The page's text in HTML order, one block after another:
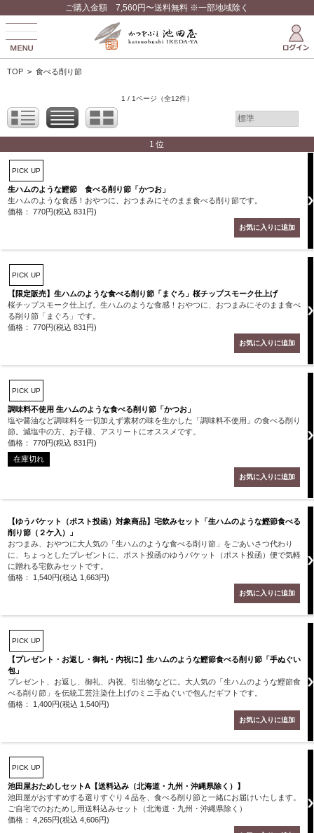
ご購入金額 7,560円〜送料無料 ※一部地域除く
TOP > 食べる削り節
1 / 1ページ （全12件）
1位
PICK UP
生ハムのような鰹節 食べる削り節「かつお」
生ハムのような食感！おやつに、おつまみにそのまま食べる削り節です。
価格： 770円(税込 831円)
PICK UP
【限定販売】生ハムのような食べる削り節「まぐろ」桜チップスモーク仕上げ
桜チップスモーク仕上げ。生ハムのような食感！おやつに、おつまみにそのまま食べ
る削り節「まぐろ」です。
価格： 770円(税込 831円)
PICK UP
調味料不使用 生ハムのような食べる削り節「かつお」
塩や醤油など調味料を一切加えず素材の味を生かした「調味料不使用」の食べる削り
節。減塩中の方、お子様、アスリートにオススメです。
価格： 770円(税込 831円)
在庫切れ
【ゆうパケット（ポスト投函）対象商品】宅飲みセット「生ハムのような鰹節食べる
削り節（２ケ入）」
おつまみ、おやつに大人気の「生ハムのような食べる削り節」をごあいさつ代わり
に、ちょっとしたプレゼントに、ポスト投函のゆうパケット（ポスト投函）便で気軽
に贈れる宅飲みセットです。
価格： 1,540円(税込 1,663円)
PICK UP
【プレゼント・お返し・御礼・内祝に】生ハムのような鰹節食べる削り節「手ぬぐい
包」
プレゼント、お返し、御礼、内祝、引出物などに。大人気の「生ハムのような鰹節食
べる削り節」を伝統工芸注染仕上げのミニ手ぬぐいで包んだギフトです。
価格： 1,400円(税込 1,540円)
PICK UP
池田屋おためしセットA【送料込み（北海道・九州・沖縄県除く）】
池田屋がおすすめする選りすぐり４品を、食べる削り節と一緒にお届けいたします。
ご自宅でのおためし用送料込みセット（北海道・九州・沖縄県除く）
価格： 4,265円(税込 4,606円)